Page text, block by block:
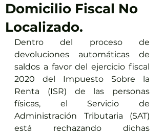
Domicilio Fiscal No
Localizado.
Dentro del proceso de
devoluciones automáticas de
saldos a favor del ejercicio fiscal
2020 del Impuesto Sobre la
Renta (ISR) de las personas
físicas, el Servicio de
Administración Tributaria (SAT)
está rechazando dichas